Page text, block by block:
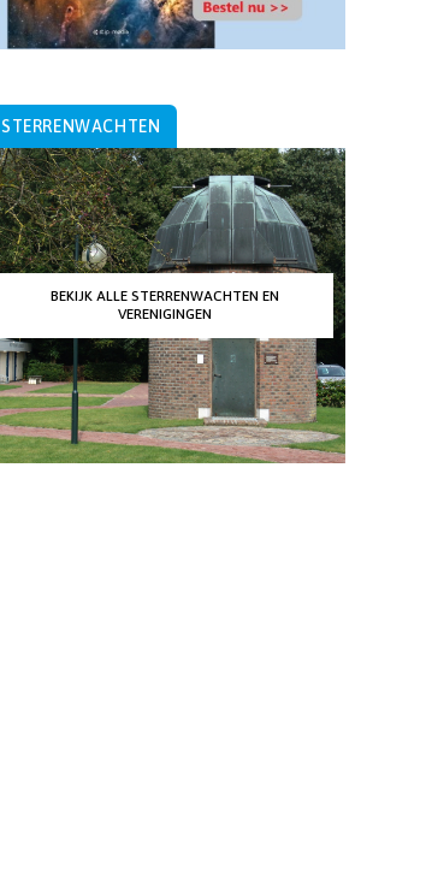
STERRENWACHTEN
BEKIJK ALLE STERRENWACHTEN EN
VERENIGINGEN